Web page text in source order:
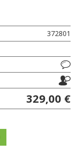
372801
329,00 €